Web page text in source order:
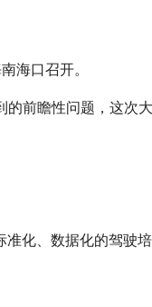
海口召开。
前瞻性问题，这次
准化、数据化的驾驶